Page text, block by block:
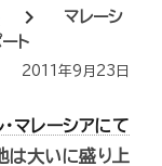
chevron_right
マレーシ
ト
2011年9月23日
マレーシアにて
は大いに盛り上